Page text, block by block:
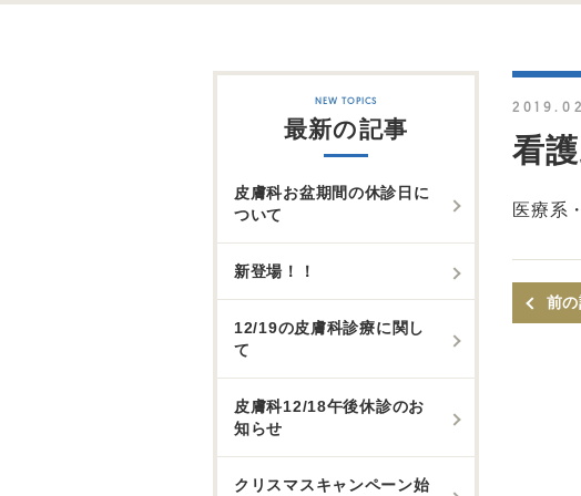
看
医療系
前
最新の記事
皮膚科お盆期間の休診日に
ついて
新登場！！
12/19の皮膚科診療に関し
て
皮膚科12/18午後休診のお
知らせ
クリスマスキャンペーン始